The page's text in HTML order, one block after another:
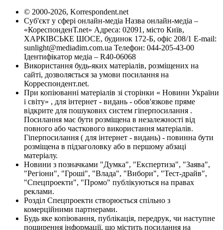
© 2000-2026, Korrespondent.net
Суб'єкт у сфері онлайн-медіа Назва онлайн-медіа –
«КореспонденТ.net» Адреса: 02091, місто Київ,
ХАРКІВСЬКЕ ШОСЕ, будинок 172-Б, офіс 208/1 E-mail:
sunlight@mediadim.com.ua Телефон: 044-205-43-00
Ідентифікатор медіа – R40-06068
Використання будь-яких матеріалів, розміщених на
сайті, дозволяється за умови посилання на
Корреспондент.net.
При копіюванні матеріалів зі сторінки « Новини України
і світу» , для інтернет - видань - обов'язкове пряме
відкрите для пошукових систем гіперпосилання .
Посилання має бути розміщена в незалежності від
повного або часткового використання матеріалів.
Гіперпосилання ( для інтернет - видань) - повинна бути
розміщена в підзаголовку або в першому абзаці
матеріалу.
Новини з позначками "Думка", "Експертиза", "Заява",
"Регіони", "Гроші", "Влада", "Вибори", "Тест-драйв",
"Спецпроекти", "Промо" публікуються на правах
реклами.
Розділ Спецпроекти створюється спільно з
комерційними партнерами.
Будь яке копіювання, публікація, передрук, чи наступне
поширення інформації, що містить посилання на